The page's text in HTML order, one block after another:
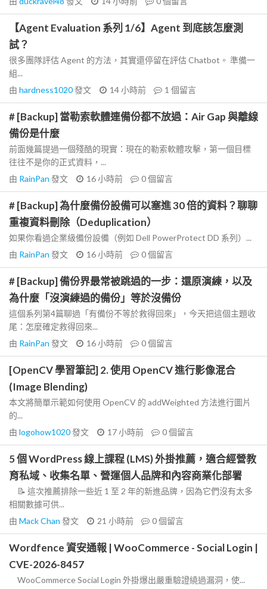
【Agent Evaluation 系列 1/6】Agent 到底該怎麼測
試？
很多團隊評估 Agent 的方法，其實還停留在評估 Chatbot。 準備一
組...
由 hardness1020發文 14 小時前 1 個留言
# [Backup] 當勒索軟體連備份都不放過：Air Gap 與離線
備份是什麼
前面幾篇提過一個殘酷的現實：現在的勒索軟體攻擊，第一個目標
往往不是你的正式資料，...
由 RainPan 發文 16 小時前 0個留言
# [Backup] 為什麼備份設備可以塞進 30 倍的資料？聊聊
重複資料刪除（Deduplication）
如果你看過企業級備份設備（例如 Dell PowerProtect DD 系列）...
由 RainPan 發文 16 小時前 0個留言
# [Backup] 備份界最常被跳過的一步：還原演練，以及
為什麼「沒演練過的備份」等於沒備份
這個系列第4篇聊過「有備份不等於救得回來」，今天把這個主題收
尾：怎麼確定救得回來...
由 RainPan 發文 16 小時前 0個留言
[OpenCV 學習筆記] 2. 使用 OpenCV 進行影像混合
(Image Blending)
本文將簡單示範如何使用 OpenCV 的 addWeighted 方法進行圖片
的...
由 logohow1020發文 17 小時前 0個留言
5 個 WordPress 線上課程 (LMS) 外掛推薦，適合經營教
育私域、收集名單、營運個人品牌和內容商業化部署
📝 這次推薦排除一些近 1 至 2 年的新進品牌，因為它們沒有太多
相關數據可供...
由 Mack Chan 發文 21 小時前 0個留言
Wordfence 資安通報 | WooCommerce - Social Login |
CVE-2026-8457
WooCommerce Social Login 外掛爆出嚴重驗證繞過漏洞，使...